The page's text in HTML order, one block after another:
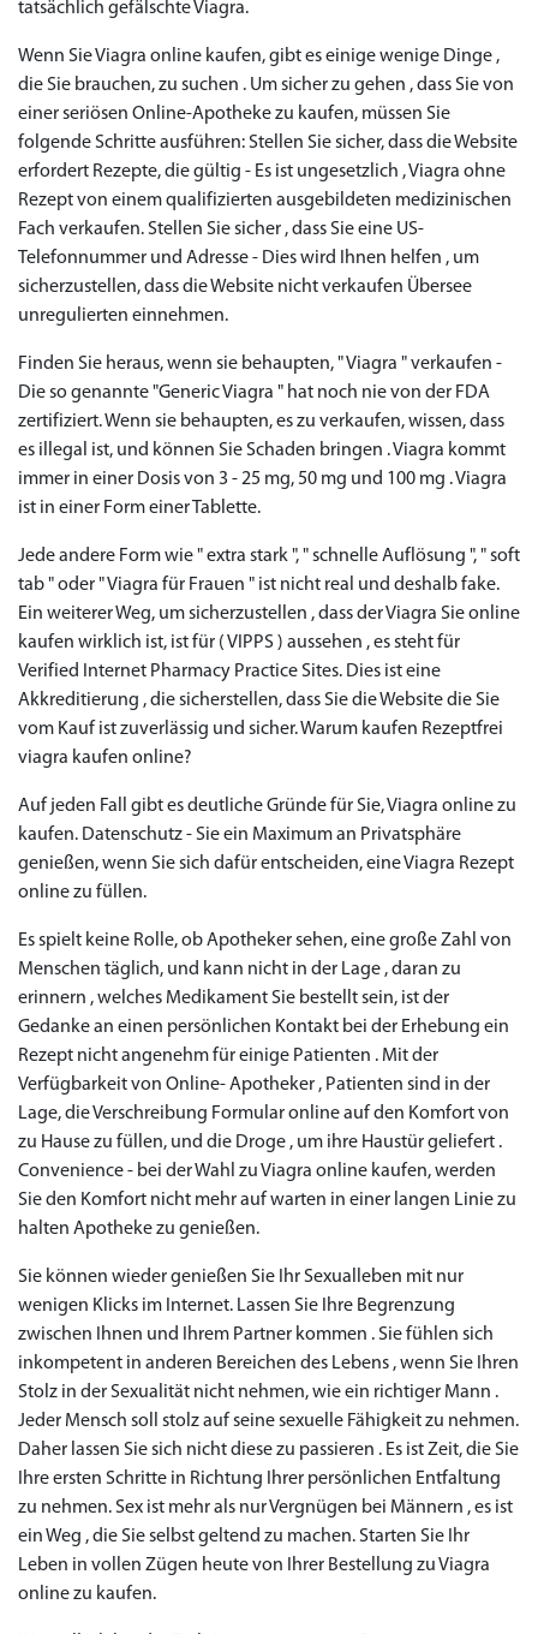
tatsächlich gefälschte Viagra.
Wenn Sie Viagra online kaufen, gibt es einige wenige Dinge ,
die Sie brauchen, zu suchen . Um sicher zu gehen , dass Sie von
einer seriösen Online-Apotheke zu kaufen, müssen Sie
folgende Schritte ausführen: Stellen Sie sicher, dass die Website
erfordert Rezepte, die gültig - Es ist ungesetzlich , Viagra ohne
Rezept von einem qualifizierten ausgebildeten medizinischen
Fach verkaufen. Stellen Sie sicher , dass Sie eine US-
Telefonnummer und Adresse - Dies wird Ihnen helfen , um
sicherzustellen, dass die Website nicht verkaufen Übersee
unregulierten einnehmen.
Finden Sie heraus, wenn sie behaupten, " Viagra " verkaufen -
Die so genannte "Generic Viagra " hat noch nie von der FDA
zertifiziert. Wenn sie behaupten, es zu verkaufen, wissen, dass
es illegal ist, und können Sie Schaden bringen . Viagra kommt
immer in einer Dosis von 3 - 25 mg, 50 mg und 100 mg . Viagra
ist in einer Form einer Tablette.
Jede andere Form wie " extra stark ", " schnelle Auflösung ", " soft
tab " oder " Viagra für Frauen " ist nicht real und deshalb fake.
Ein weiterer Weg, um sicherzustellen , dass der Viagra Sie online
kaufen wirklich ist, ist für ( VIPPS ) aussehen , es steht für
Verified Internet Pharmacy Practice Sites. Dies ist eine
Akkreditierung , die sicherstellen, dass Sie die Website die Sie
vom Kauf ist zuverlässig und sicher. Warum kaufen Rezeptfrei
viagra kaufen online?
Auf jeden Fall gibt es deutliche Gründe für Sie, Viagra online zu
kaufen. Datenschutz - Sie ein Maximum an Privatsphäre
genießen, wenn Sie sich dafür entscheiden, eine Viagra Rezept
online zu füllen.
Es spielt keine Rolle, ob Apotheker sehen, eine große Zahl von
Menschen täglich, und kann nicht in der Lage , daran zu
erinnern , welches Medikament Sie bestellt sein, ist der
Gedanke an einen persönlichen Kontakt bei der Erhebung ein
Rezept nicht angenehm für einige Patienten . Mit der
Verfügbarkeit von Online- Apotheker , Patienten sind in der
Lage, die Verschreibung Formular online auf den Komfort von
zu Hause zu füllen, und die Droge , um ihre Haustür geliefert .
Convenience - bei der Wahl zu Viagra online kaufen, werden
Sie den Komfort nicht mehr auf warten in einer langen Linie zu
halten Apotheke zu genießen.
Sie können wieder genießen Sie Ihr Sexualleben mit nur
wenigen Klicks im Internet. Lassen Sie Ihre Begrenzung
zwischen Ihnen und Ihrem Partner kommen . Sie fühlen sich
inkompetent in anderen Bereichen des Lebens , wenn Sie Ihren
Stolz in der Sexualität nicht nehmen, wie ein richtiger Mann .
Jeder Mensch soll stolz auf seine sexuelle Fähigkeit zu nehmen.
Daher lassen Sie sich nicht diese zu passieren . Es ist Zeit, die Sie
Ihre ersten Schritte in Richtung Ihrer persönlichen Entfaltung
zu nehmen. Sex ist mehr als nur Vergnügen bei Männern , es ist
ein Weg , die Sie selbst geltend zu machen. Starten Sie Ihr
Leben in vollen Zügen heute von Ihrer Bestellung zu Viagra
online zu kaufen.
← Return to shop to Cart
← Return to shop to Cart
← Return to shop to Cart
← Return to shop to Cart
← Return to shop to Cart
← Return to shop to Cart
← Return to shop to Cart
← Return to shop to Cart
← Return to shop to Cart
← Return to shop to Cart
← Return to shop to Cart
← Return to shop to Cart
← Return to shop to Cart
← Return to shop to Cart
← Return to shop to Cart
← Return to shop to Cart
← Return to shop to Cart
← Return to shop to Cart
← Return to shop to Cart
← Return to shop to Cart
← Return to shop to Cart